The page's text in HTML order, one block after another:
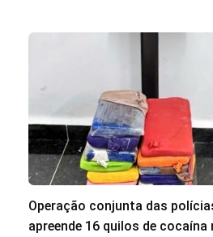
Operação conjunta das
apreende 16 quilos de cocaína